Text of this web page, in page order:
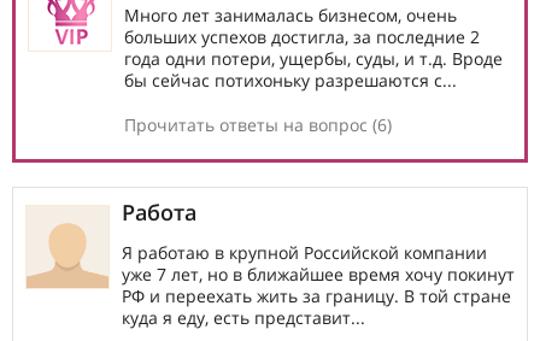
Много лет занималась бизнесом, очень
больших успехов достигла, за последние 2
года одни потери, ущербы, суды, и т.д. Вроде
бы сейчас потихоньку разрешаются с...
Прочитать ответы на вопрос (6)
Работа
Я работаю в крупной Российской компании
уже 7 лет, но в ближайшее время хочу покинут
РФ и переехать жить за границу. В той стране
куда я еду, есть представит...